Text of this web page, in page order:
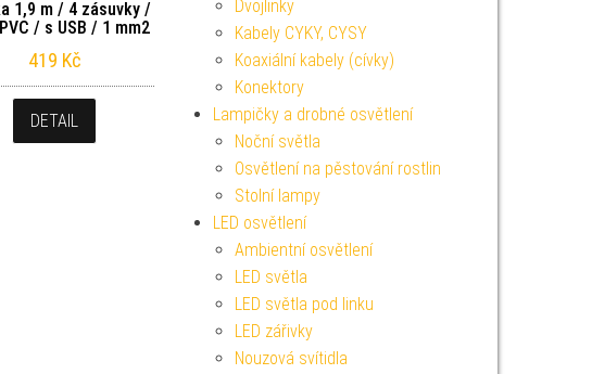
1,9 m / 4 zásuvky /
/ s USB / 1 mm2
419 Kč
DETAIL
Dvojlinky
Kabely CYKY, CYSY
Koaxiální kabely (cívky)
Konektory
Lampičky a drobné osvětlení
Noční světla
Osvětlení na pěstování rostlin
Stolní lampy
LED osvětlení
Ambientní osvětlení
LED světla
LED světla pod linku
LED zářivky
Nouzová svítidla